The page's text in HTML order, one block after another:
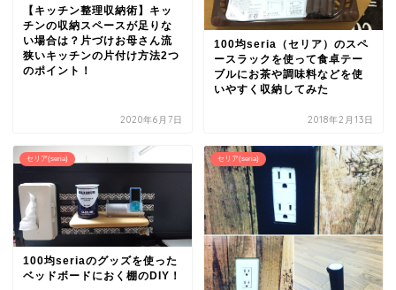
【キッチン整理収納術】キッ
チンの収納スペースが足りな
い場合は？片づけお母さん流
狭いキッチンの片付け方法2つ
のポイント！
2020年6月7日
100均seria（セリア）のスペ
ースラックを使って食卓テー
ブルにお茶や調味料などを使
いやすく収納してみた
2018年2月13日
セリア(seria)
100均seriaのグッズを使った
ベッドボードにおく棚のDIY！
セリア(seria)